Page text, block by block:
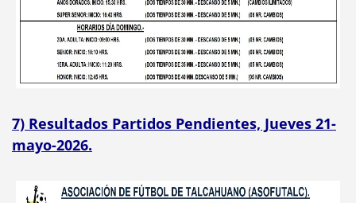
7) Resultados Partidos Pendientes, Jueves 21-
mayo-2026.